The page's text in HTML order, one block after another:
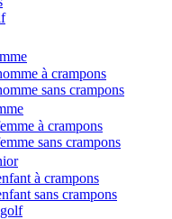
à crampons
sans crampons
à crampons
sans crampons
à crampons
sans crampons